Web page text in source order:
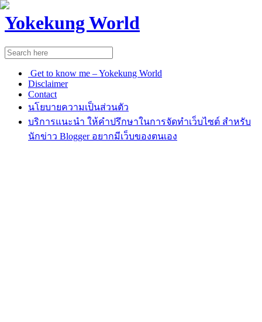
Yokekung World
Get to know me – Yokekung World
Disclaimer
Contact
นโยบายความเป็นส่วนตัว
บริการแนะนำ ให้คำปรึกษาในการจัดทำเว็บไซต์ สำหรับ
นักข่าว Blogger อยากมีเว็บของตนเอง